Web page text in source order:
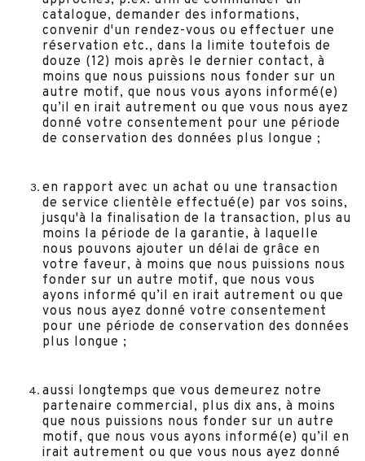
catalogue, demander des informations,
convenir d'un rendez-vous ou effectuer une
réservation etc., dans la limite toutefois de
douze (12) mois après le dernier contact, à
moins que nous puissions nous fonder sur un
autre motif, que nous vous ayons informé(e)
qu’il en irait autrement ou que vous nous ayez
donné votre consentement pour une période
de conservation des données plus longue ;
en rapport avec un achat ou une transaction
de service clientèle effectué(e) par vos soins,
jusqu'à la finalisation de la transaction, plus au
moins la période de la garantie, à laquelle
nous pouvons ajouter un délai de grâce en
votre faveur, à moins que nous puissions nous
fonder sur un autre motif, que nous vous
ayons informé qu’il en irait autrement ou que
vous nous ayez donné votre consentement
pour une période de conservation des données
plus longue ;
aussi longtemps que vous demeurez notre
partenaire commercial, plus dix ans, à moins
que nous puissions nous fonder sur un autre
motif, que nous vous ayons informé(e) qu’il en
irait autrement ou que vous nous ayez donné